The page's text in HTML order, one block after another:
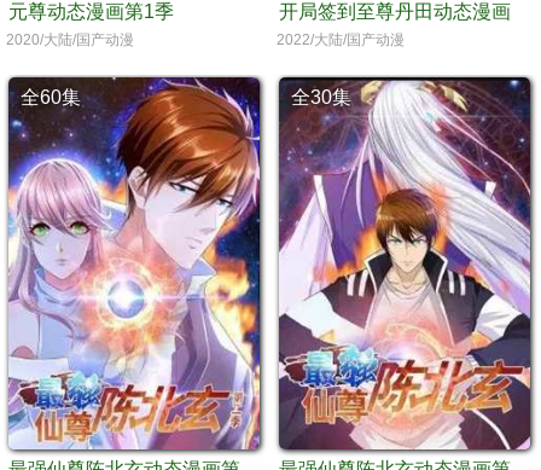
元尊动态漫画第1季
2020/大陆/国产动漫
开局签到至尊丹田动态漫画
2022/大陆/国产动漫
全60集 全30集